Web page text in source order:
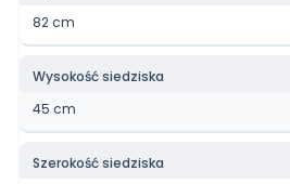
82 cm
Wysokość siedziska
45 cm
Szerokość siedziska